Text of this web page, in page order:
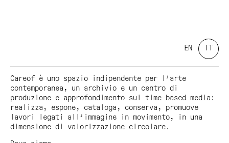
EN
Careof è uno spazio indipendente per l'arte
contemporanea, un archivio e un centro di
produzione e approfondimento sui time based media:
realizza, espone, cataloga, conserva, promuove
lavori legati all'immagine in movimento, in una
dimensione di valorizzazione circolare.